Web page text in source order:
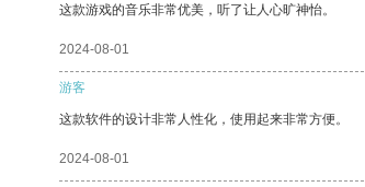
这款游戏的音乐非常优美，听了让人心旷神怡。
2024-08-01
游客
这款软件的设计非常人性化，使用起来非常方便。
2024-08-01